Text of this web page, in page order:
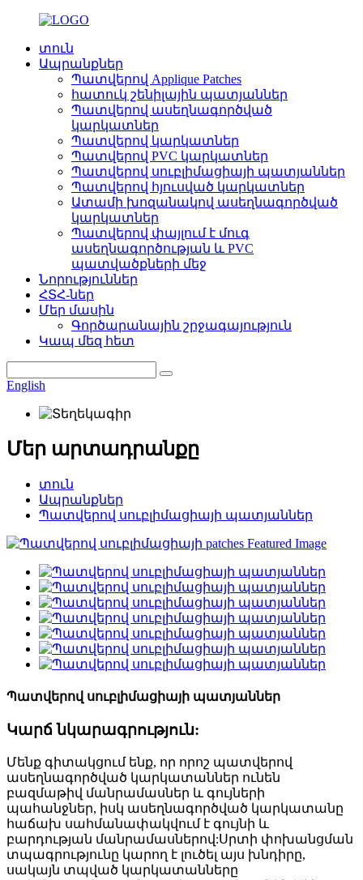
տուն
Ապրանքներ
Պատվերով Applique Patches
հատուկ շենիլային պատյաններ
Պատվերով ասեղնագործված
կարկատներ
Պատվերով կարկատներ
Պատվերով PVC կարկատներ
Պատվերով սուբլիմացիայի պատյաններ
Պատվերով հյուսված կարկատներ
Ատամի խոզանակով ասեղնագործված
կարկատներ
Պատվերով փայլում է մուգ
ասեղնագործության և PVC
պատվածքների մեջ
Նորություններ
ՀՏՀ-ներ
Մեր մասին
Գործարանային շրջագայություն
Կապ մեզ հետ
English
Մեր արտադրանքը
տուն
Ապրանքներ
Պատվերով սուբլիմացիայի պատյաններ
Պատվերով սուբլիմացիայի պատյաններ
Կարճ նկարագրություն:
Մենք գիտակցում ենք, որ որոշ պատվերով
ասեղնագործված կարկատաններ ունեն
բազմաթիվ մանրամասներ և գույների
պահանջներ, իսկ ասեղնագործված կարկատանը
հաճախ սահմանափակվում է գույնի և
բարդության մանրամասներով:Սրտի փոխանցման
տպագրությունը կարող է լուծել այս խնդիրը,
սակայն տպված կարկատանները